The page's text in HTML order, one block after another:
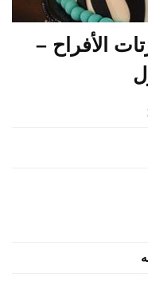
الأفراح –